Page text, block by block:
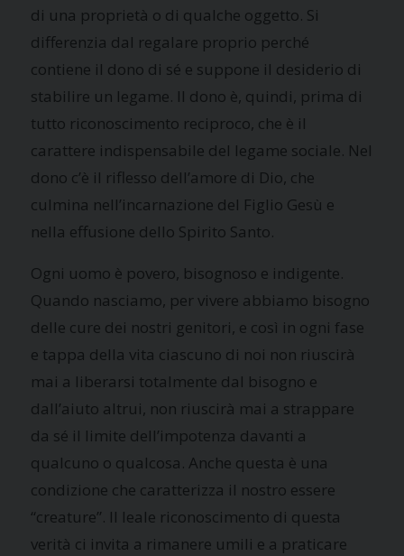
di una proprietà o di qualche oggetto. Si
differenzia dal regalare proprio perché
contiene il dono di sé e suppone il desiderio di
stabilire un legame. Il dono è, quindi, prima di
tutto riconoscimento reciproco, che è il
carattere indispensabile del legame sociale. Nel
dono c’è il riflesso dell’amore di Dio, che
culmina nell’incarnazione del Figlio Gesù e
nella effusione dello Spirito Santo.
Ogni uomo è povero, bisognoso e indigente.
Quando nasciamo, per vivere abbiamo bisogno
delle cure dei nostri genitori, e così in ogni fase
e tappa della vita ciascuno di noi non riuscirà
mai a liberarsi totalmente dal bisogno e
dall’aiuto altrui, non riuscirà mai a strappare
da sé il limite dell’impotenza davanti a
qualcuno o qualcosa. Anche questa è una
condizione che caratterizza il nostro essere
“creature”. Il leale riconoscimento di questa
verità ci invita a rimanere umili e a praticare